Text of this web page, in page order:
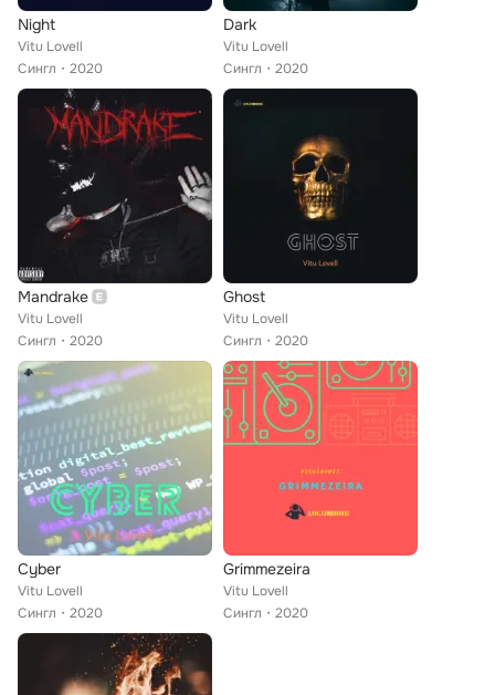
Night
Vitu Lovell
Сингл
2020
Dark
Vitu Lovell
Сингл
2020
Mandrake
Vitu Lovell
Сингл
2020
Ghost
Vitu Lovell
Сингл
2020
Cyber
Vitu Lovell
Сингл
2020
Grimmezeira
Vitu Lovell
Сингл
2020